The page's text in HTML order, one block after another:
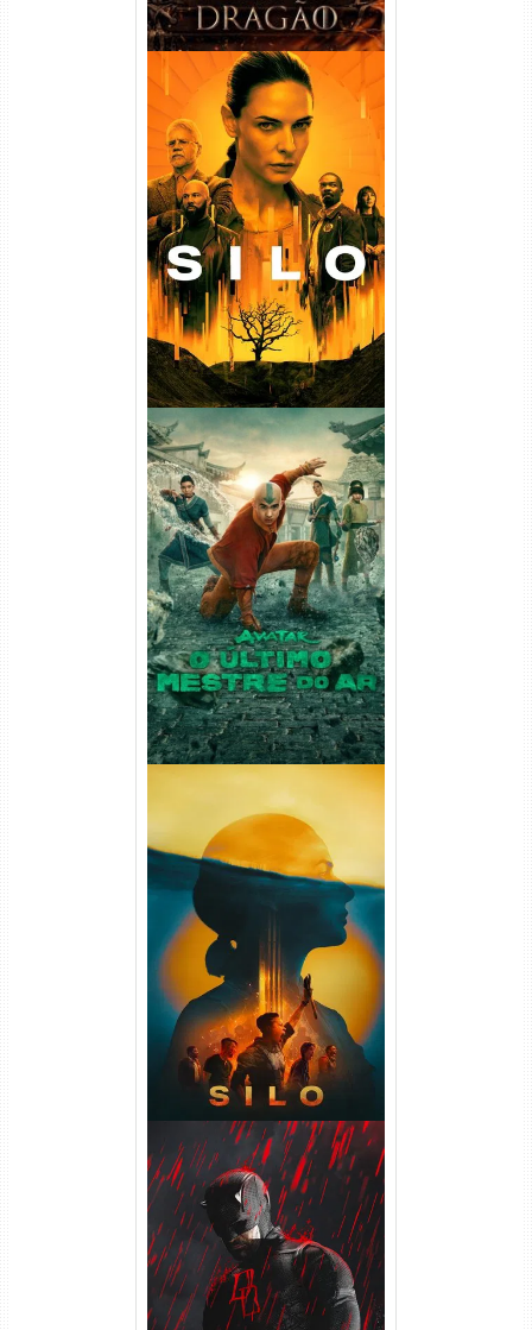
Silo 1ª Temporada Torrent
(2023) WEB-DL
720p/1080p/4K Dual Áudio
Avatar: O Último Mestre do
Ar 2ª Temporada Torrent
(2026) WEB-DL 1080p Dual
Áudio
Silo 2ª Temporada (2024)
WEB-DL 1080p Dual Áudio
Demolidor: Renascido 2ª
Temporada (2026) WEB-DL
1080p Dual Áudio